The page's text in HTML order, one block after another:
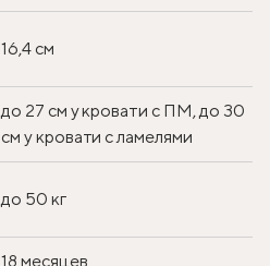
16,4 см
до 27 см у кровати с ПМ, до 30
см у кровати с ламелями
до 50 кг
18 месяцев